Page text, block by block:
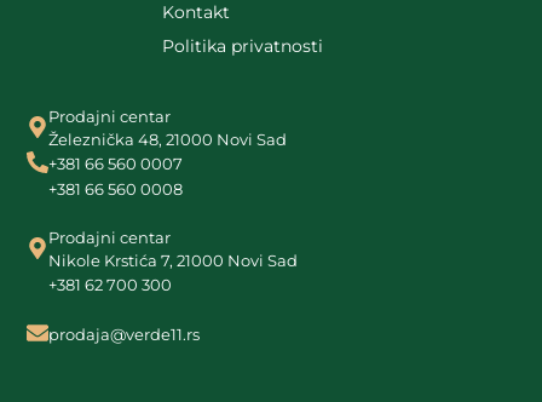
Kontakt
Politika privatnosti
Prodajni centar
Železnička 48, 21000 Novi Sad
+381 66 560 0007
+381 66 560 0008
Prodajni centar
Nikole Krstića 7, 21000 Novi Sad
+381 62 700 300
prodaja@verde11.rs